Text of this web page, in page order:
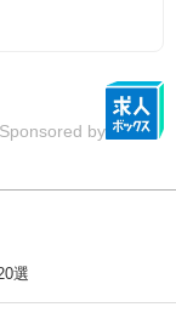
Sponsored by
選